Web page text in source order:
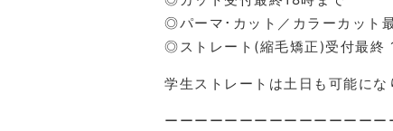
◎パーマ･カット／カラーカット
◎ストレート(縮毛矯正)受付最終
学生ストレートは土日も可能にな
ーーーーーーーーーーーーーーー